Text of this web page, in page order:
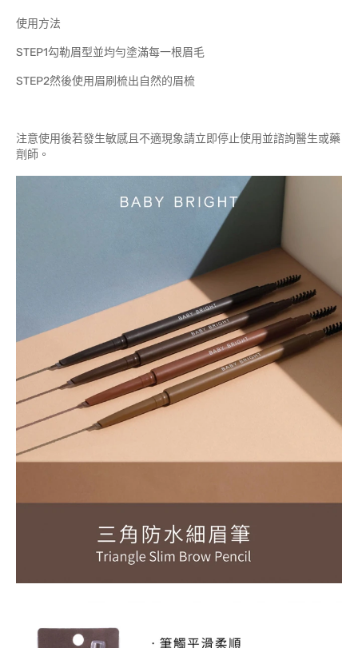
使用方法
STEP1勾勒眉型並均勻塗滿每一根眉毛
STEP2然後使用眉刷梳出自然的眉梳
注意使用後若發生敏感且不適現象請立即停止使用並諮詢醫生或藥
劑師。